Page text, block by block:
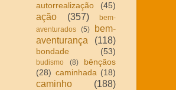
autorrealização
(45)
ação (357)
bem-
aventurados (5)
bem-
aventurança
(118)
bondade (53)
budismo (8)
bênçãos
(28) caminhada (18)
caminho (188)